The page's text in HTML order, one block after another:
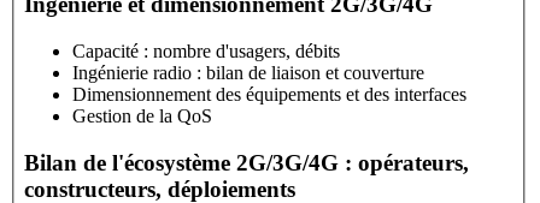
Capacité : nombre d'usagers, débits
Ingénierie radio : bilan de liaison et couverture
Dimensionnement des équipements et des interfaces
Gestion de la QoS
Bilan de l'écosystème 2G/3G/4G : opérateurs,
constructeurs, déploiements